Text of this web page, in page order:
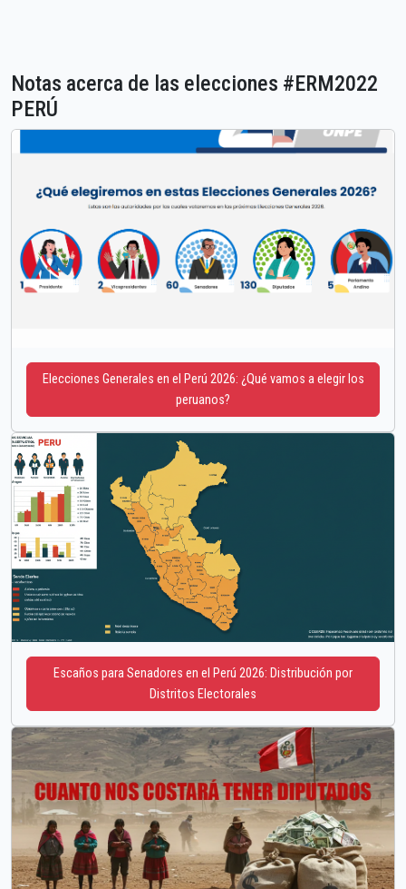
Notas acerca de las elecciones #ERM2022
PERÚ
Elecciones Generales en el Perú 2026: ¿Qué vamos a elegir los
peruanos?
Escaños para Senadores en el Perú 2026: Distribución por
Distritos Electorales